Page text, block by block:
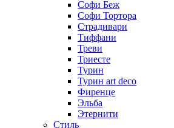
Софи Беж
Софи Тортора
Страдивари
Тиффани
Треви
Триесте
Турин
Турин art deco
Фиренце
Эльба
Этернити
Стиль